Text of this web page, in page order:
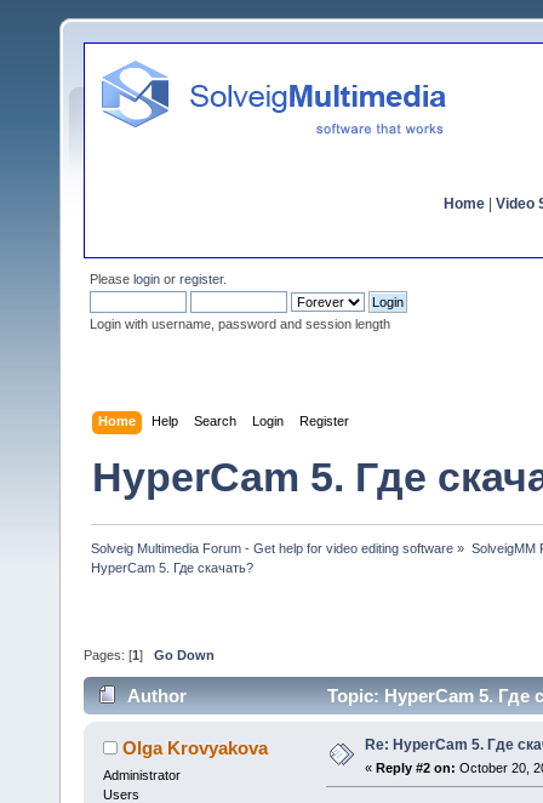
Home Video
Please login or register.
Login with username, password and session length
Home Help Search Login Register
HyperCam 5. Где
Solveig Multimedia Forum - Get help for video editing software » SolveigMM
HyperCam 5. Где скачать?
Pages: [1 ] Go Down
Author Topic: HyperCam 5. Где
Olga Krovyakova
Administrator
Users
Re: HyperCam 5. Где
« Reply #2 on: October 20,